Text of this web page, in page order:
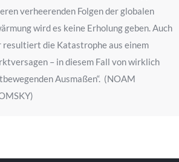
verheerenden Folgen der globalen
wird es keine Erholung geben. Auch
resultiert die Katastrophe aus einem
– in diesem Fall von wirklich
Ausmaßen“. (NOAM